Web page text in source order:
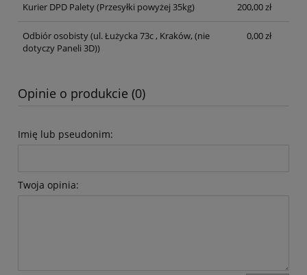
Kurier DPD Palety(Przesyłki powyżej 35kg) 200,00 zł
Odbiór osobisty(ul. Łużycka 73c , Kraków, (nie
dotyczy Paneli 3D))
0,00 zł
Opinie o produkcie (0)
Imię lub pseudonim:
Twoja opinia: